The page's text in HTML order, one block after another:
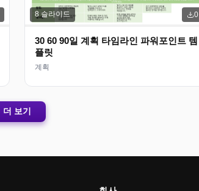
8 슬라이드 0
30 60 90일 계획 타임라인 파워포인트 템
플릿
계획
더 보기